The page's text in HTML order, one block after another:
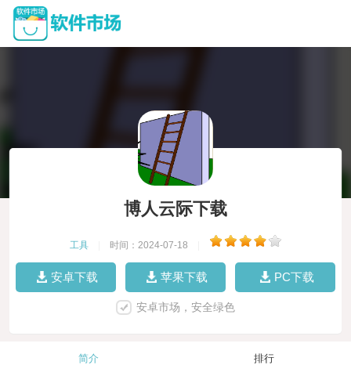
博人云际下载
工具 时间：2024-07-18
安卓下载 苹果下载 PC下载
安卓市场，安全绿色
简介 排行